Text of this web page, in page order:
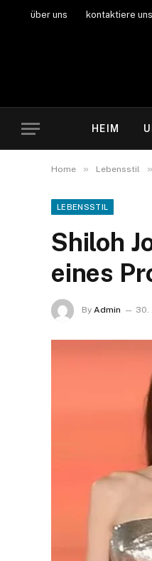
über uns kontaktiere uns
HEIM
Home » Lebensstil »
LEBENSSTIL
Shiloh
eines
By Admin 30.